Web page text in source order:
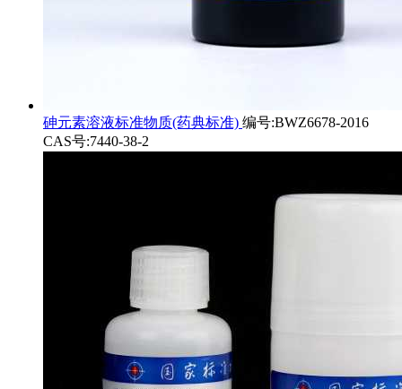
砷元素溶液标准物质(药典标准) 编号:BWZ6678-2016
CAS号:7440-38-2